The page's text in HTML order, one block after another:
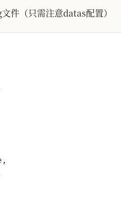
件（只需注意datas配置）